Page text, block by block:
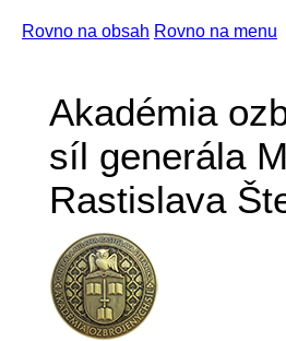
Rovno na obsah Rovno na menu
Akadémia
síl generála
Rastislava